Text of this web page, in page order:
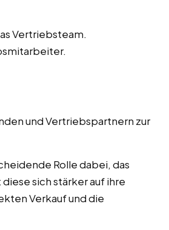
Vertriebsteam.
und Vertriebspartnern zur
Rolle dabei, das
sich stärker auf ihre
Verkauf und die